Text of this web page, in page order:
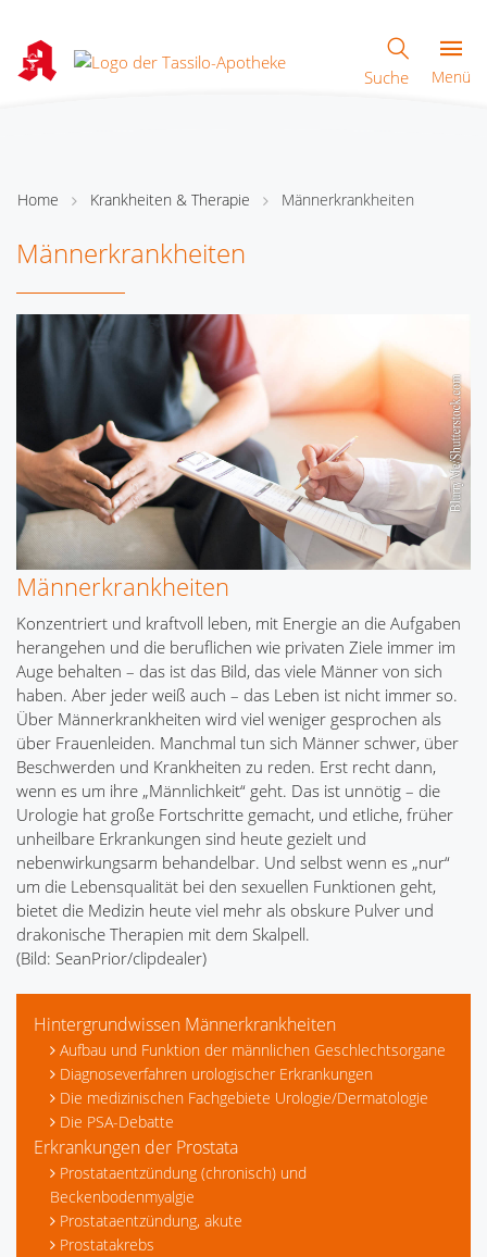
Suche Menü
Home Krankheiten & Therapie Männerkrankheiten
Männerkrankheiten
Männerkrankheiten
Konzentriert und kraftvoll leben, mit Energie an die Aufgaben
herangehen und die beruflichen wie privaten Ziele immer im
Auge behalten – das ist das Bild, das viele Männer von sich
haben. Aber jeder weiß auch – das Leben ist nicht immer so.
Über Männerkrankheiten wird viel weniger gesprochen als
über Frauenleiden. Manchmal tun sich Männer schwer, über
Beschwerden und Krankheiten zu reden. Erst recht dann,
wenn es um ihre „Männlichkeit“ geht. Das ist unnötig – die
Urologie hat große Fortschritte gemacht, und etliche, früher
unheilbare Erkrankungen sind heute gezielt und
nebenwirkungsarm behandelbar. Und selbst wenn es „nur“
um die Lebensqualität bei den sexuellen Funktionen geht,
bietet die Medizin heute viel mehr als obskure Pulver und
drakonische Therapien mit dem Skalpell.
(Bild: SeanPrior/clipdealer)
Hintergrundwissen Männerkrankheiten
Aufbau und Funktion der männlichen Geschlechtsorgane
Diagnoseverfahren urologischer Erkrankungen
Die medizinischen Fachgebiete Urologie/Dermatologie
Die PSA-Debatte
Erkrankungen der Prostata
Prostataentzündung (chronisch) und
Beckenbodenmyalgie
Prostataentzündung, akute
Prostatakrebs